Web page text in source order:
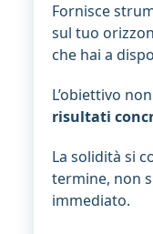
Fornisce
sul tuo
che hai a
L’obiettivo
risultati
La solidità si
termine, non
immediato.